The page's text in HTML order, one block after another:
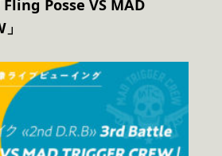
Posse VS MAD